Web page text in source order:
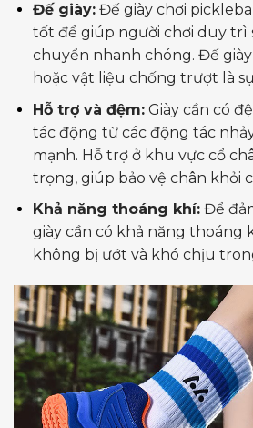
Đế giày:Đế giày chơi
tốt để giúp người chơi duy trì
chuyển nhanh chóng. Đế
hoặc vật liệu chống trượt là
Hỗ trợ và đệm:Giày cần có
tác động từ các động tác
mạnh. Hỗ trợ ở khu vực cổ
trọng, giúp bảo vệ chân khỏi
Khả năng thoáng khí:Để
giày cần có khả năng thoáng
không bị ướt và khó chịu